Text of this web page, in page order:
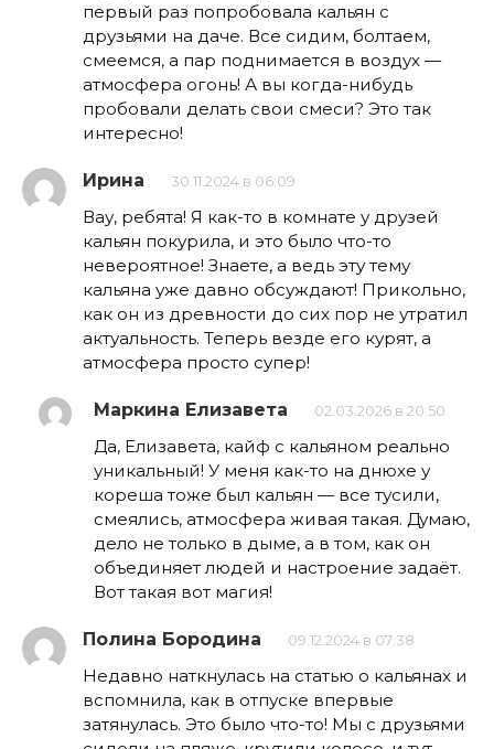
первый раз попробовала кальян с
друзьями на даче. Все сидим, болтаем,
смеемся, а пар поднимается в воздух —
атмосфера огонь! А вы когда-нибудь
пробовали делать свои смеси? Это так
интересно!
Ирина 30.11.2024 в 06:09
Вау, ребята! Я как-то в комнате у друзей
кальян покурила, и это было что-то
невероятное! Знаете, а ведь эту тему
кальяна уже давно обсуждают! Прикольно,
как он из древности до сих пор не утратил
актуальность. Теперь везде его курят, а
атмосфера просто супер!
Маркина Елизавета 02.03.2026 в 20:50
Да, Елизавета, кайф с кальяном реально
уникальный! У меня как-то на днюхе у
кореша тоже был кальян — все тусили,
смеялись, атмосфера живая такая. Думаю,
дело не только в дыме, а в том, как он
объединяет людей и настроение задаёт.
Вот такая вот магия!
Полина Бородина 09.12.2024 в 07:38
Недавно наткнулась на статью о кальянах и
вспомнила, как в отпуске впервые
затянулась. Это было что-то! Мы с друзьями